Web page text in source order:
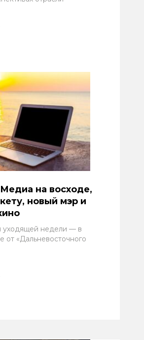
на восходе,
новый мэр и
уходящей недели — в
от «Дальневосточного